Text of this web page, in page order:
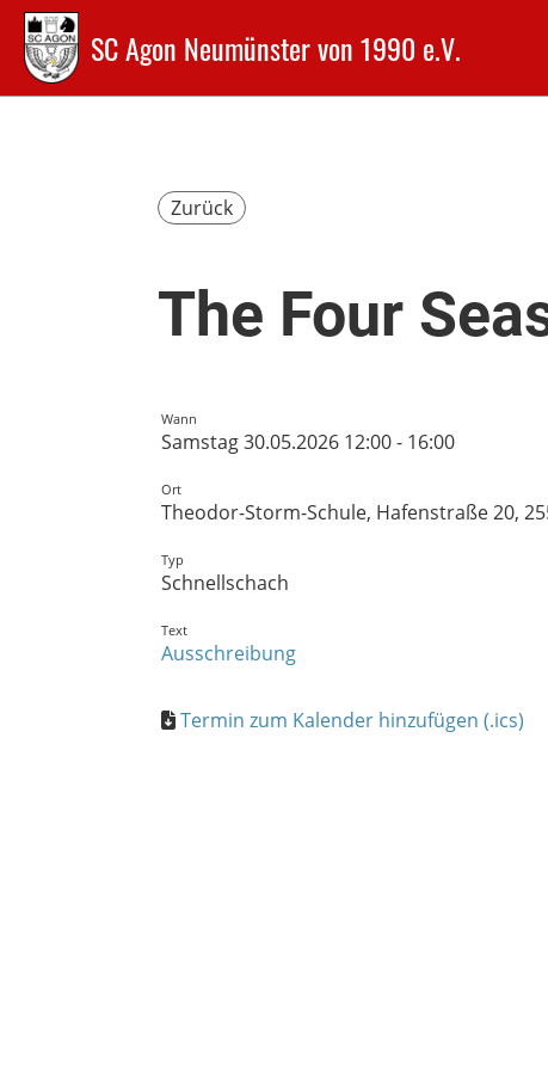
SC Agon Neumünster von 1990 e.V.
Zurück
The Four
Wann
Samstag 30.05.2026 12:00 - 16:00
Ort
Theodor-Storm-Schule, Hafenstraße 20,
Typ
Schnellschach
Text
Ausschreibung
Termin zum Kalender hinzufügen (.ics)